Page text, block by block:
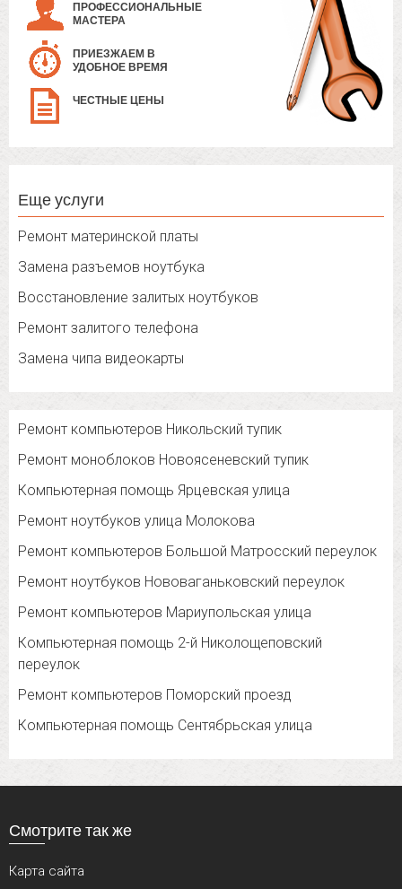
ПРОФЕССИОНАЛЬНЫЕ
МАСТЕРА
ПРИЕЗЖАЕМ В
УДОБНОЕ ВРЕМЯ
ЧЕСТНЫЕ ЦЕНЫ
Еще услуги
Ремонт материнской платы
Замена разъемов ноутбука
Восстановление залитых ноутбуков
Ремонт залитого телефона
Замена чипа видеокарты
Ремонт компьютеров Никольский тупик
Ремонт моноблоков Новоясеневский тупик
Компьютерная помощь Ярцевская улица
Ремонт ноутбуков улица Молокова
Ремонт компьютеров Большой Матросский переулок
Ремонт ноутбуков Нововаганьковский переулок
Ремонт компьютеров Мариупольская улица
Компьютерная помощь 2-й Николощеповский
переулок
Ремонт компьютеров Поморский проезд
Компьютерная помощь Сентябрьская улица
Смотрите так же
Карта сайта